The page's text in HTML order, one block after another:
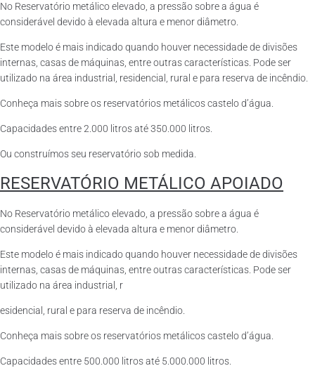
No Reservatório metálico elevado, a pressão sobre a água é
considerável devido à elevada altura e menor diâmetro.
Este modelo é mais indicado quando houver necessidade de divisões
internas, casas de máquinas, entre outras características. Pode ser
utilizado na área industrial, residencial, rural e para reserva de incêndio.
Conheça mais sobre os reservatórios metálicos castelo d’água.
Capacidades entre 2.000 litros até 350.000 litros.
Ou construímos seu reservatório sob medida.
RESERVATÓRIO METÁLICO APOIADO
No Reservatório metálico elevado, a pressão sobre a água é
considerável devido à elevada altura e menor diâmetro.
Este modelo é mais indicado quando houver necessidade de divisões
internas, casas de máquinas, entre outras características. Pode ser
utilizado na área industrial, r
esidencial, rural e para reserva de incêndio.
Conheça mais sobre os reservatórios metálicos castelo d’água.
Capacidades entre 500.000 litros até 5.000.000 litros.